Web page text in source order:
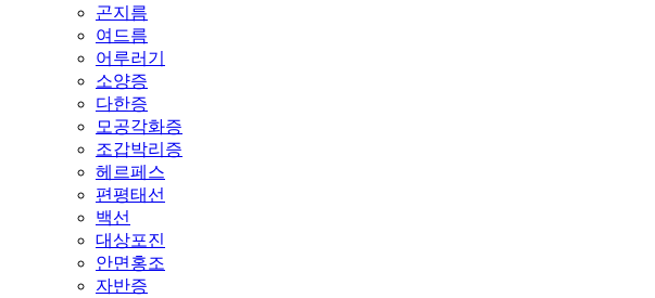
곤지름
여드름
어루러기
소양증
다한증
모공각화증
조갑박리증
헤르페스
편평태선
백선
대상포진
안면홍조
자반증